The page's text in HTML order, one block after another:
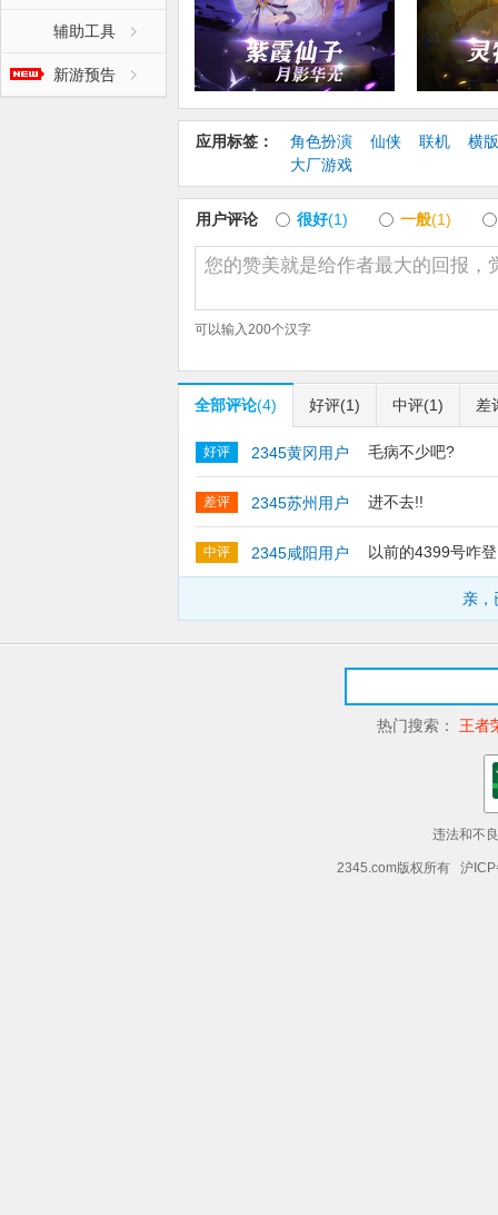
辅助工具
新游预告
【变强】
会当凌绝顶，一览众山小。
新增加“变强”系统，上仙可以通过该系统
【王子技能加强】
仙家们心心念念的王子加强，他终于来了~
1. 被动技能龙之念增加效果：王子的技能
害多次暴击进行多次判定，但一段技能最
为15秒。
2. 爆裂突刺技能第一段和第二段技能效果
应用标签： 角色扮演 仙侠 联机
横版
大厂游戏
用户评论 很好(1) 一般(1)
可以输入200个汉字
全部评论(4) 好评(1) 中评(1) 差
好评 2345黄冈用户 毛病不少吧?
差评 2345苏州用户 进不去!!
中评 2345咸阳用户 以前的4399号咋
亲，
热门搜索： 王者
违法和不
2345.com版权所有 沪